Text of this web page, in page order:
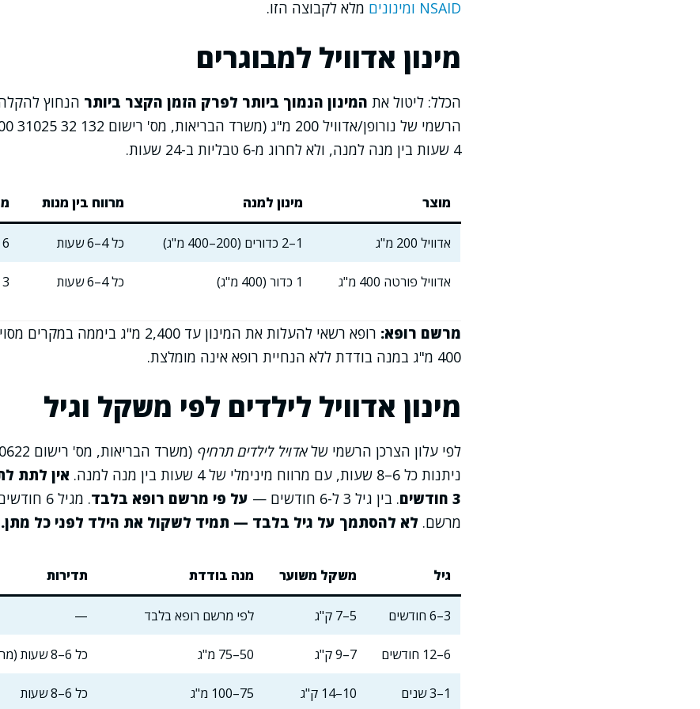
NSAID ומינונים מלא לקבוצה הזו.
מינון אדוויל למבוגרים
הכלל: ליטול את המינון הנמוך ביותר לפרק הזמן הקצר ביותר הנחוץ
4 שעות בין מנה למנה, ולא לחרוג מ-6 טבליות ב-24 שעות.
מוצר מינון למנה מרווח בין מנות
אדוויל 200 מ"ג 1–2 כדורים (200–400 מ"ג) כל 4–6 שעות 6 כדורים (1,200 מ"ג)
אדוויל פורטה 400 מ"ג 1 כדור (400 מ"ג) כל 4–6 שעות 3 כדורים (1,200 מ"ג)
מרשם רופא:
רופא רשאי להעלות את המינון עד 2,400 מ"ג
400 מ"ג במנה בודדת ללא הנחיית רופא אינה מומלצת.
מינון אדוויל לילדים לפי משקל וגיל
לפי עלון הצרכן הרשמי שלאדויל לילדים תרחיף
ניתנות כל 6–8 שעות, עם מרווח מינימלי של 4 שעות בין מנה למנה.
אין לתת
3 חודשים
. בין גיל 3 ל-6 חודשים — על פי מרשם רופא בלבד
. מגיל 6
מרשם. לא להסתמך על גיל בלבד — תמיד לשקול את הילד לפני כל מתן.
גיל משקל משוער מנה בודדת תדירות
3–6 חודשים 5–7 ק"ג לפי מרשם רופא בלבד —
6–12 חודשים 7–9 ק"ג 50–75 מ"ג כל 6–8 שעות (מרווח מינימלי 4 שעות)
1–3 שנים 10–14 ק"ג 75–100 מ"ג כל 6–8 שעות